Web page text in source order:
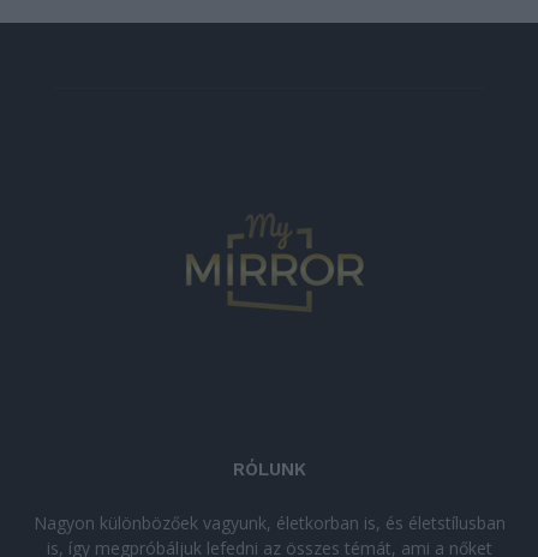
RÓLUNK
Nagyon különbözőek vagyunk, életkorban is, és életstílusban
is, így megpróbáljuk lefedni az összes témát, ami a nőket